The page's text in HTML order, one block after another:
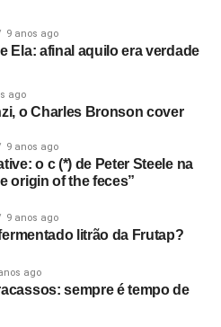
9 anos ago
Ela: afinal aquilo era verdade
ago
o Charles Bronson cover
9 anos ago
o c (*) de Peter Steele na
origin of the feces”
9 anos ago
litrão da Frutap?
ago
sempre é tempo de